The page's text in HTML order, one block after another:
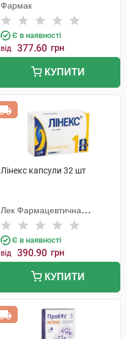
Фармак
Є в наявності
від 377.60 грн
КУПИТИ
Лінекс капсули 32 шт
Лек Фармацевтична
компанія
Є в наявності
від 390.90 грн
КУПИТИ